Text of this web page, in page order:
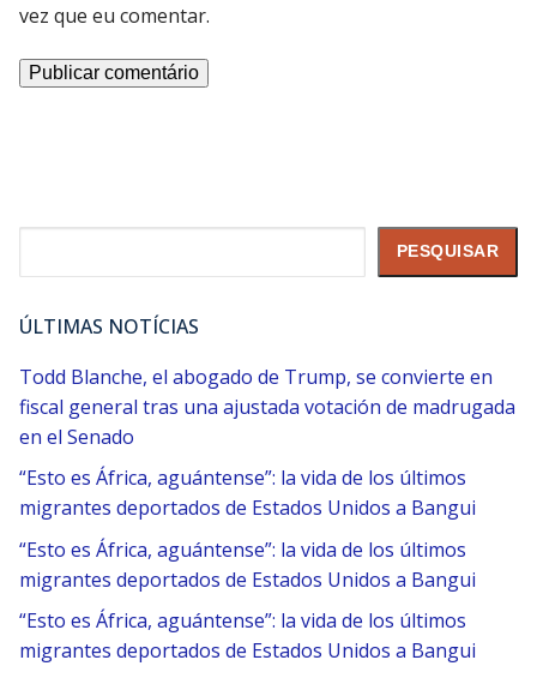
vez que eu comentar.
PESQUISAR
ÚLTIMAS NOTÍCIAS
Todd Blanche, el abogado de Trump, se convierte en
fiscal general tras una ajustada votación de madrugada
en el Senado
“Esto es África, aguántense”: la vida de los últimos
migrantes deportados de Estados Unidos a Bangui
“Esto es África, aguántense”: la vida de los últimos
migrantes deportados de Estados Unidos a Bangui
“Esto es África, aguántense”: la vida de los últimos
migrantes deportados de Estados Unidos a Bangui